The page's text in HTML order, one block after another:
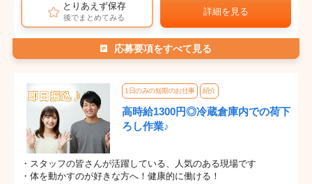
とりあえず保存
後でまとめてみる
詳細を見る
応募要項をすべて見る
1日のみの短期のお仕事 紹介
高時給1300円◎冷蔵倉庫内での荷下
ろし作業♪
・スタッフの皆さんが活躍している、人気のある現場です
・体を動かすのが好きな方へ！健康的に働ける！